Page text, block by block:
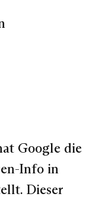
Google die
Info in
Dieser